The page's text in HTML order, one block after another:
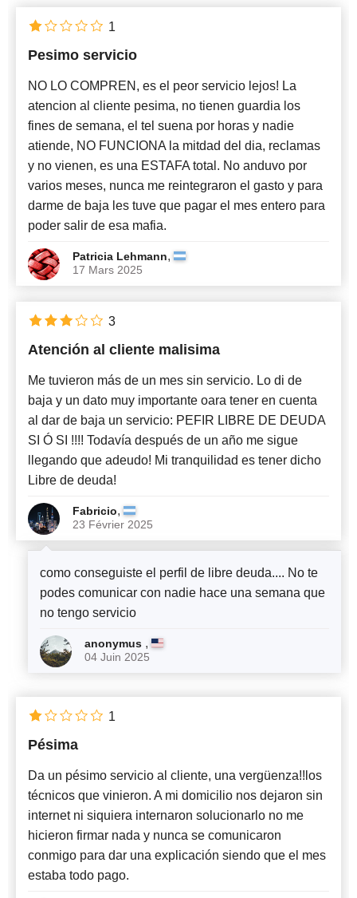
Pesimo servicio
NO LO COMPREN, es el peor servicio lejos! La
atencion al cliente pesima, no tienen guardia los
fines de semana, el tel suena por horas y nadie
atiende, NO FUNCIONA la mitdad del dia, reclamas
y no vienen, es una ESTAFA total. No anduvo por
varios meses, nunca me reintegraron el gasto y para
darme de baja les tuve que pagar el mes entero para
poder salir de esa mafia.
Patricia Lehmann,
17 Mars 2025
1
Atención al cliente malisima
Me tuvieron más de un mes sin servicio. Lo di de
baja y un dato muy importante oara tener en cuenta
al dar de baja un servicio: PEFIR LIBRE DE DEUDA
SI Ó SI !!!! Todavía después de un año me sigue
llegando que adeudo! Mi tranquilidad es tener dicho
Libre de deuda!
Fabricio,
23 Février 2025
3
como conseguiste el perfil de libre deuda.... No te
podes comunicar con nadie hace una semana que
no tengo servicio
anonymus ,
04 Juin 2025
Pésima
Da un pésimo servicio al cliente, una vergüenza!!los
técnicos que vinieron. A mi domicilio nos dejaron sin
internet ni siquiera internaron solucionarlo no me
hicieron firmar nada y nunca se comunicaron
conmigo para dar una explicación siendo que el mes
estaba todo pago.
1